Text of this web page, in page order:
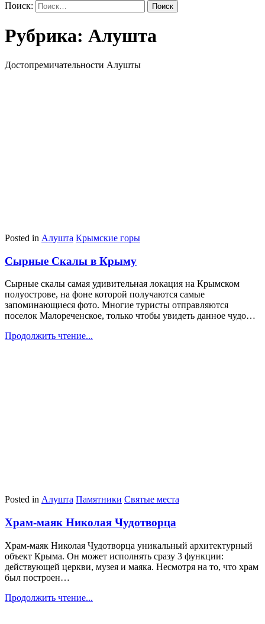
Поиск:
Рубрика: Алушта
Достопремичательности Алушты
Posted in Алушта Крымские горы
Сырные Скалы в Крыму
Сырные скалы самая удивительная локация на Крымском
полуострове, на фоне которой получаются самые
запоминающиеся фото. Многие туристы отправляются
поселок Малореченское, только чтобы увидеть данное чудо…
Продолжить чтение...
Posted in Алушта Памятники Святые места
Храм-маяк Николая Чудотворца
Храм-маяк Николая Чудотворца уникальный архитектурный
объект Крыма. Он может исполнять сразу 3 функции:
действующей церкви, музея и маяка. Несмотря на то, что храм
был построен…
Продолжить чтение...